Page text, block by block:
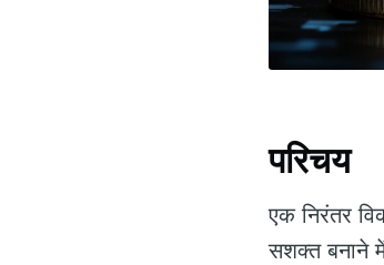
परिचय
एक निरंतर
सशक्त बनाने